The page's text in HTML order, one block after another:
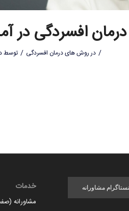
درمان افسردگی در
/ درروش های درمان افسردگی / توسط
مشاورانه خدمات
مشاورانه